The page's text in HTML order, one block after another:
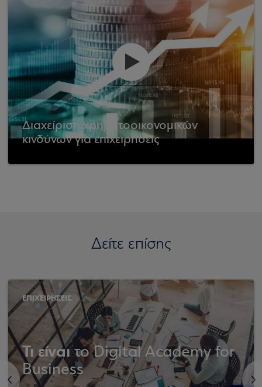
Διαχείριση χρηματοοικονομικών
κινδύνων για επιχειρήσεις
Δείτε επίσης
<
ΕΠΙΧΕΙΡΗΣΕΙΣ
Τι είναιτο Digital Academy for
Business
>